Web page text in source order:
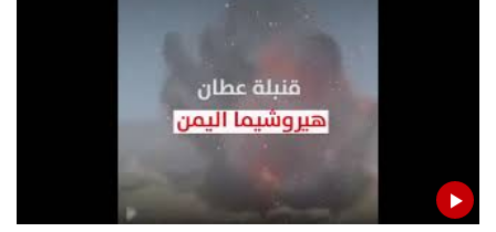
Add Comment
Email ( Optional )
Comment